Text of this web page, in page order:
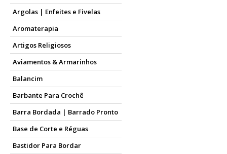
Argolas | Enfeites e Fivelas
Aromaterapia
Artigos Religiosos
Aviamentos & Armarinhos
Balancim
Barbante Para Crochê
Barra Bordada | Barrado Pronto
Base de Corte e Réguas
Bastidor Para Bordar